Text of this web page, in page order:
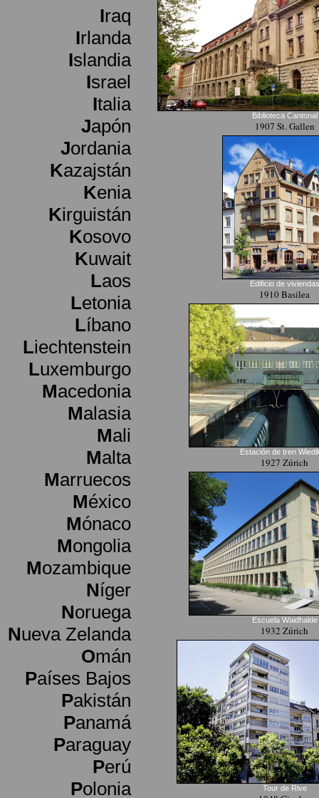
Iraq
Irlanda
Islandia
Israel
Italia
Japón
Jordania
Kazajstán
Kenia
Kirguistán
Kosovo
Kuwait
Laos
Letonia
Líbano
Liechtenstein
Luxemburgo
Macedonia
Malasia
Mali
Malta
Marruecos
México
Mónaco
Mongolia
Mozambique
Níger
Noruega
Nueva Zelanda
Omán
Países Bajos
Pakistán
Panamá
Paraguay
Perú
Polonia
Biblioteca Cantonal
1907 St. Gallen
Edificio de viviendas
1910 Basilea
Estación de tren
1927 Zúrich
Escuela Waidhalde
1932 Zúrich
Tour de Rive